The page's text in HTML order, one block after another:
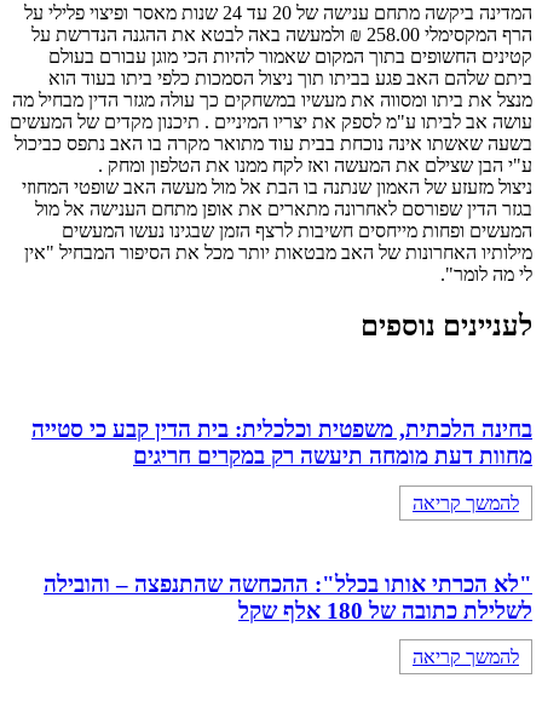
המדינה ביקשה מתחם ענישה של 20 עד 24 שנות מאסר ופיצוי פלילי על
הרף המקסימלי 258.00 ₪ ולמעשה באה לבטא את ההגנה הנדרשת על
קטינים החשופים בתוך המקום שאמור להיות הכי מוגן עבורם בעולם
ביתם שלהם האב פגע בביתו תוך ניצול הסמכות כלפי ביתו בעוד הוא
מנצל את ביתו ומסווה את מעשיו במשחקים כך עולה מגזר הדין מבחיל מה
עושה אב לביתו ע"מ לספק את יצריו המיניים . תיכנון מקדים של המעשים
בשעה שאשתו אינה נוכחת בבית עוד מתואר מקרה בו האב נתפס כביכול
ע"י הבן שצילם את המעשה ואז לקח ממנו את הטלפון ומחק .
ניצול מזעזע של האמון שנתנה בו הבת אל מול מעשה האב שופטי המחוזי
בגזר הדין שפורסם לאחרונה מתארים את אופן מתחם הענישה אל מול
המעשים ופחות מייחסים חשיבות לרצף הזמן שבגינו נעשו המעשים
מילותיו האחרונות של האב מבטאות יותר מכל את הסיפור המבחיל "אין
לי מה לומר".
לעניינים נוספים
בחינה הלכתית, משפטית וכלכלית: בית הדין קבע כי סטייה
מחוות דעת מומחה תיעשה רק במקרים חריגים
להמשך קריאה
"לא הכרתי אותו בכלל": ההכחשה שהתנפצה – והובילה
לשלילת כתובה של 180 אלף שקל
להמשך קריאה